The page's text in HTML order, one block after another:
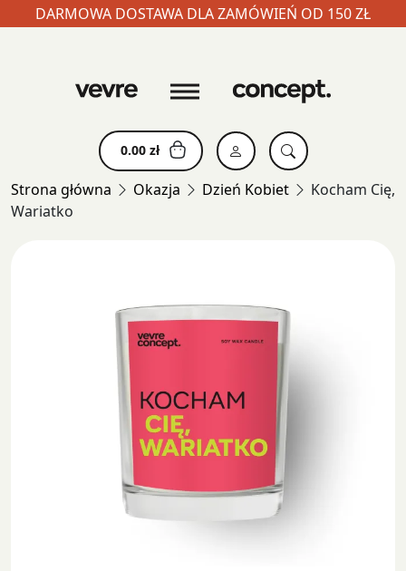
DARMOWA DOSTAWA DLA ZAMÓWIEŃ OD 150 ZŁ
0.00 zł
Strona główna Okazja Dzień Kobiet
Kocham Cię,
Wariatko